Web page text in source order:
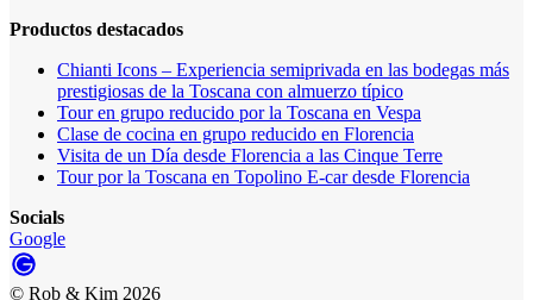
Productos destacados
Chianti Icons – Experiencia semiprivada en las bodegas más
prestigiosas de la Toscana con almuerzo típico
Tour en grupo reducido por la Toscana en Vespa
Clase de cocina en grupo reducido en Florencia
Visita de un Día desde Florencia a las Cinque Terre
Tour por la Toscana en Topolino E-car desde Florencia
Socials
Google
© Rob & Kim 2026